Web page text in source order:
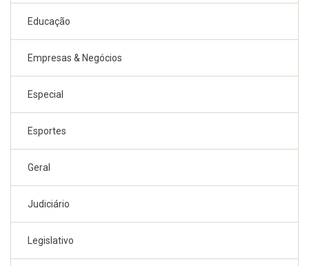
Educação
Empresas & Negócios
Especial
Esportes
Geral
Judiciário
Legislativo